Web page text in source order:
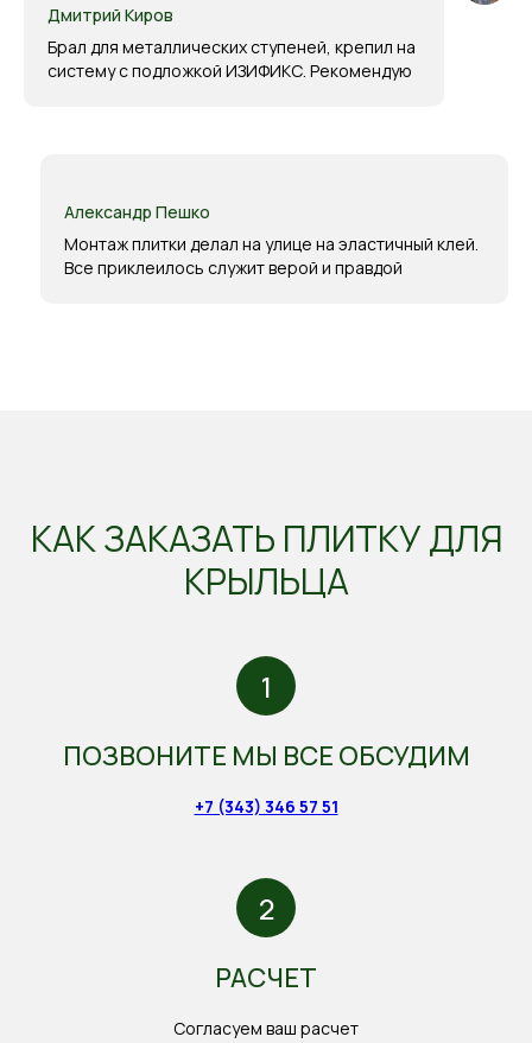
Дмитрий Киров
Брал для металлических ступеней, крепил на
систему с подложкой ИЗИФИКС. Рекомендую
Александр Пешко
Монтаж плитки делал на улице на эластичный клей.
Все приклеилось служит верой и правдой
КАК ЗАКАЗАТЬ ПЛИТКУ ДЛЯ
КРЫЛЬЦА
ПОЗВОНИТЕ МЫ ВСЕ ОБСУДИМ
+7 (343) 346 57 51
РАСЧЕТ
Согласуем ваш расчет